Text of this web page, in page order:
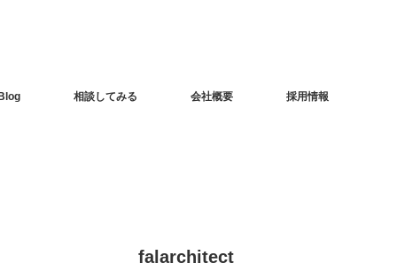
相談してみる 会社概要 採用情報
falarchitect